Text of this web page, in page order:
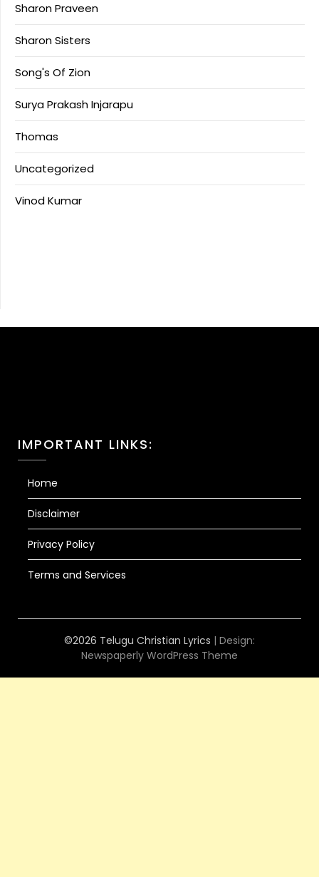
Sharon Praveen
Sharon Sisters
Song's Of Zion
Surya Prakash Injarapu
Thomas
Uncategorized
Vinod Kumar
IMPORTANT LINKS:
Home
Disclaimer
Privacy Policy
Terms and Services
©2026 Telugu Christian Lyrics | Design:
Newspaperly WordPress Theme